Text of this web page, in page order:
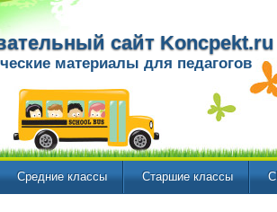
сайт Koncpekt.ru
материалы для педагогов
Средние классы Старшие классы